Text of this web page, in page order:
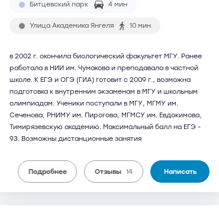
Битцевский парк 4 мин
Улица Академика Янгеля 10 мин
в 2002 г. окончила биологический факультет МГУ. Ранее
работала в НИИ им. Чумакова и преподавала в частной
школе. К ЕГЭ и ОГЭ (ГИА) готовит с 2009 г., возможна
подготовка к внутренним экзаменам в МГУ и школьным
олимпиадам. Ученики поступали в МГУ, МГМУ им.
Сеченова, РНИМУ им. Пирогова, МГМСУ им. Евдокимова,
Тимирязевскую академию. Максимальный балл на ЕГЭ -
93. Возможны дистанционные занятия
Подробнее Отзывы 14 Написать